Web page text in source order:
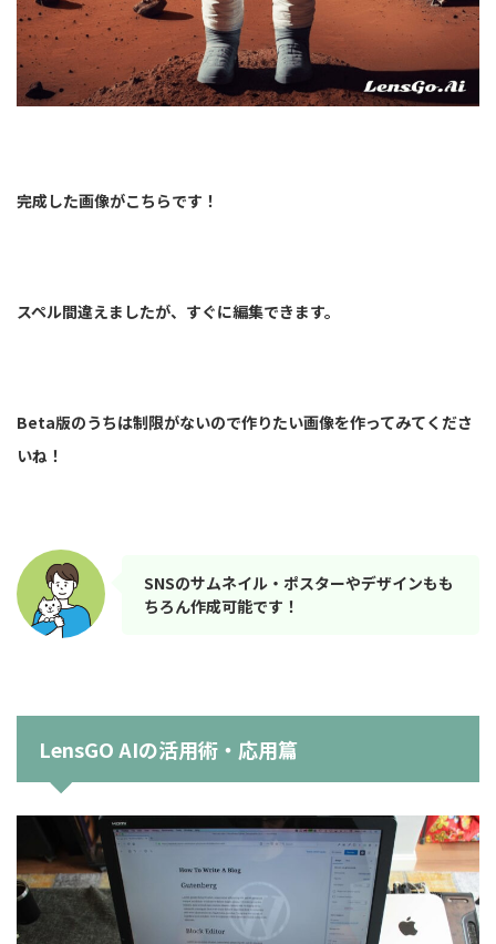
完成した画像がこちらです！
スペル間違えましたが、すぐに編集できます。
Beta版のうちは制限がないので作りたい画像を作ってみてくださ
いね！
SNSのサムネイル・ポスターやデザインもも
ちろん作成可能です！
LensGO AIの活用術・応用篇